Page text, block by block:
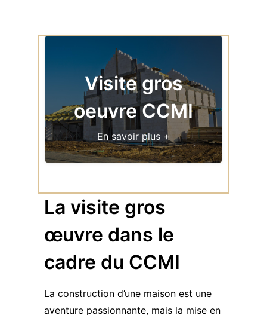
Visite gros
oeuvre CCMI
En savoir plus +
La visite gros
œuvre dans le
cadre du CCMI
La construction d’une maison est une
aventure passionnante, mais la mise en